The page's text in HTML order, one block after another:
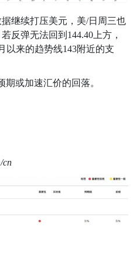
继续打压美元，美/日周三也
反弹无法回到 144.40 上方，
以来的趋势线143附近的支
期或加速汇价的回落。
cn